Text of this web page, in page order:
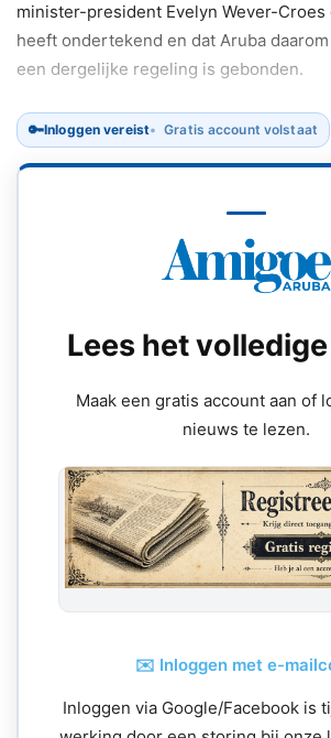
minister-president Evelyn Wever-
heeft ondertekend en dat Aruba
een dergelijke regeling is gebonden.
🔑Inloggen vereist Gratis account volstaat
Lees het
Maak een gratis account aan of
nieuws te lezen.
✉️ Inloggen met e-
Inloggen via Google/Facebook is